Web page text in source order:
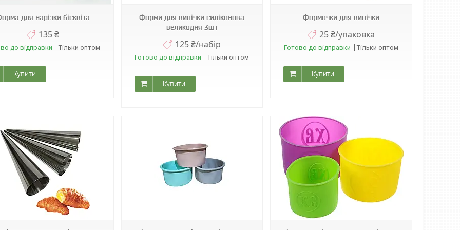
для нарізки бісквіта
135 ₴
до відправки Тільки оптом
Купити
Форми для випічки силіконова
великодня 3шт
125 ₴/набір
Готово до відправки Тільки оптом
Купити
Формочки для випічки
25 ₴/упаковка
Готово до відправки Тільки оптом
Купити